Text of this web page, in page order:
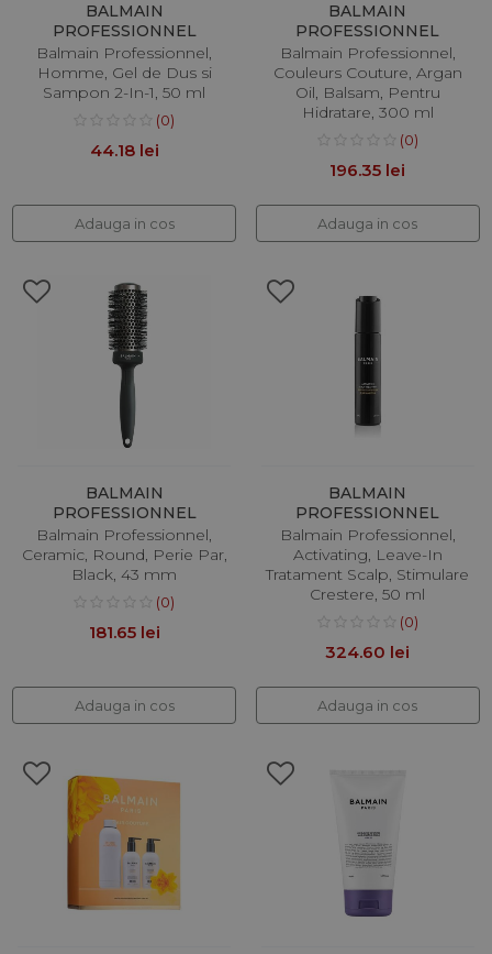
BALMAIN
PROFESSIONNEL
Balmain Professionnel,
Homme, Gel de Dus si
Sampon 2-In-1, 50 ml
(0)
44.18 lei
Adauga in cos
BALMAIN
PROFESSIONNEL
Balmain Professionnel,
Couleurs Couture, Argan
Oil, Balsam, Pentru
Hidratare, 300 ml
(0)
196.35 lei
Adauga in cos
BALMAIN
PROFESSIONNEL
Balmain Professionnel,
Ceramic, Round, Perie Par,
Black, 43 mm
(0)
181.65 lei
Adauga in cos
BALMAIN
PROFESSIONNEL
Balmain Professionnel,
Activating, Leave-In
Tratament Scalp, Stimulare
Crestere, 50 ml
(0)
324.60 lei
Adauga in cos